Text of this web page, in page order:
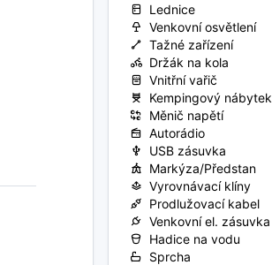
Lednice
Venkovní osvětlení
Tažné zařízení
Držák na kola
Vnitřní vařič
Kempingový nábytek
Měnič napětí
Autorádio
USB zásuvka
Markýza/Předstan
Vyrovnávací klíny
Prodlužovací kabel
Venkovní el. zásuvka
Hadice na vodu
Sprcha